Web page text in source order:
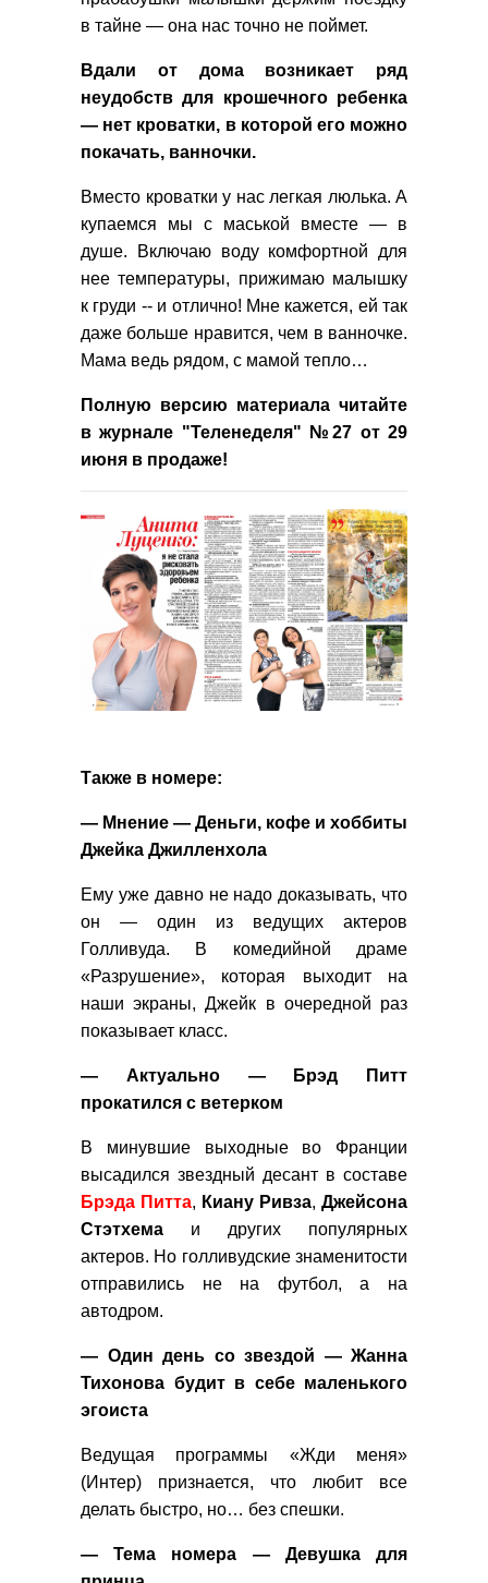
в тайне — она нас точно не поймет.
Вдали от дома возникает ряд
неудобств для крошечного ребенка
— нет кроватки, в которой его можно
покачать, ванночки.
Вместо кроватки у нас легкая люлька. А
купаемся мы с маськой вместе — в
душе. Включаю воду комфортной для
нее температуры, прижимаю малышку
к груди -- и отлично! Мне кажется, ей так
даже больше нравится, чем в ванночке.
Мама ведь рядом, с мамой тепло…
Полную версию материала читайте
в журнале "Теленеделя" №27 от 29
июня в продаже!
Также в номере:
— Мнение — Деньги, кофе и хоббиты
Джейка Джилленхола
Ему уже давно не надо доказывать, что
он — один из ведущих актеров
Голливуда. В комедийной драме
«Разрушение», которая выходит на
наши экраны, Джейк в очередной раз
показывает класс.
— Актуально — Брэд Питт
прокатился с ветерком
В минувшие выходные во Франции
высадился звездный десант в составе
Брэда Питта, Киану Ривза, Джейсона
Стэтхема и других популярных
актеров. Но голливудские знаменитости
отправились не на футбол, а на
автодром.
— Один день со звездой — Жанна
Тихонова будит в себе маленького
эгоиста
Ведущая программы «Жди меня»
(Интер) признается, что любит все
делать быстро, но… без спешки.
— Тема номера — Девушка для